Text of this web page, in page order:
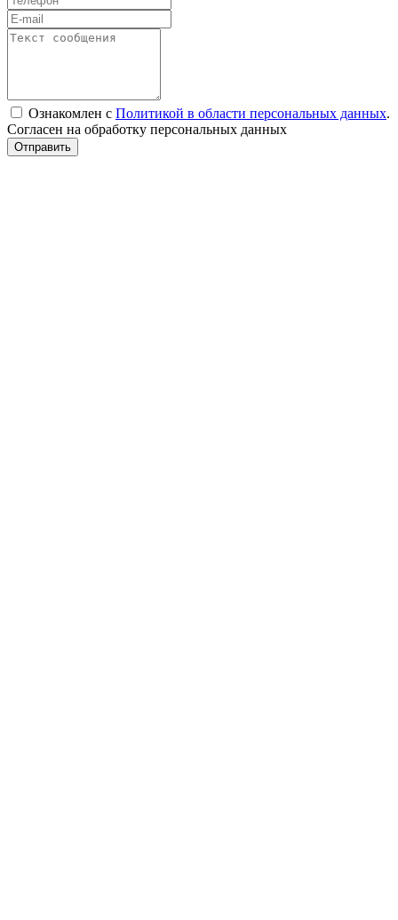
Ознакомлен с Политикой в области персональных данных.
Согласен на обработку персональных данных
Отправить